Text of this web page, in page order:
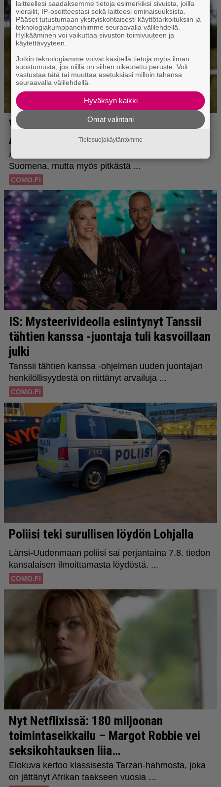
laitteellesi saadaksemme tietoja esimerkiksi sivuista, joilla
vierailit, IP-osoitteestasi sekä laitteesi ominaisuuksista.
Pääset tutustumaan yksityiskohtaisesti käyttötarkoituksiin ja
teknologiakumppaneihimme seuraavalla välilehdellä.
Hylkääminen voi vaikuttaa sivuston toimivuuteen ja
käytettävyyteen.
Jotkin teknologiamme voivat käsitellä tietoja myös ilman
suostumusta, jos niillä on siihen oikeutettu peruste. Voit
vastustaa tätä tai muuttaa asetuksiasi milloin tahansa
seuraavalla välilehdellä.
Hyväksyn kaikki
Omat valintani
Tietosuojakäytäntömme